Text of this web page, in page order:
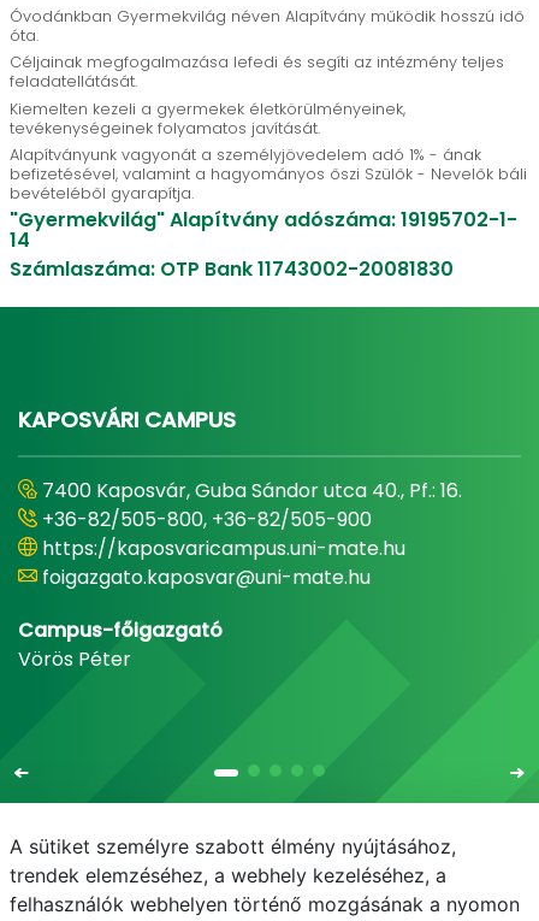
Óvodánkban Gyermekvilág néven Alapítvány működik hosszú idő
óta.
Céljainak megfogalmazása lefedi és segíti az intézmény teljes
feladatellátását.
Kiemelten kezeli a gyermekek életkörülményeinek,
tevékenységeinek folyamatos javítását.
Alapítványunk vagyonát a személyjövedelem adó 1% - ának
befizetésével, valamint a hagyományos őszi Szülők - Nevelők báli
bevételéből gyarapítja.
"Gyermekvilág" Alapítvány adószáma: 19195702-1-
14
Számlaszáma: OTP Bank 11743002-20081830
KAPOSVÁRI CAMPUS
7400 Kaposvár, Guba Sándor utca 40., Pf.: 16.
+36-82/505-800, +36-82/505-900
https://kaposvaricampus.uni-mate.hu
foigazgato.kaposvar@uni-mate.hu
Campus-főigazgató
Vörös Péter
A sütiket személyre szabott élmény nyújtásához,
trendek elemzéséhez, a webhely kezeléséhez, a
felhasználók webhelyen történő mozgásának a nyomon